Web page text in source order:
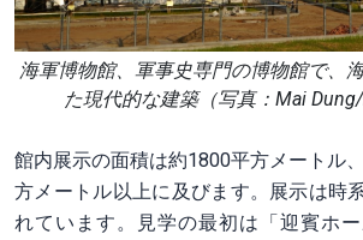
海軍博物館、軍事史専門の博物館で、
た現代的な建築（写真：Mai Dung/
館内展示の面積は約1800平方メートル
方メートル以上に及びます。展示は時
れています。見学の最初は「迎賓ホ